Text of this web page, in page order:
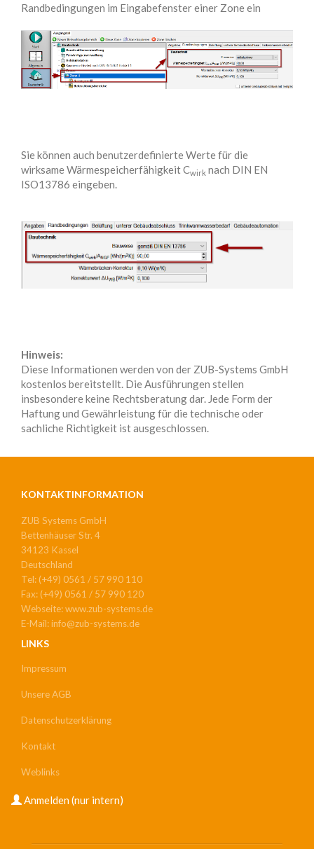
Randbedingungen im Eingabefenster einer Zone ein
Sie können auch benutzerdefinierte Werte für die
wirksame Wärmespeicherfähigkeit Cwirk nach DIN EN
ISO13786 eingeben.
Hinweis:
Diese Informationen werden von der ZUB-Systems GmbH
kostenlos bereitstellt. Die Ausführungen stellen
insbesondere keine Rechtsberatung dar. Jede Form der
Haftung und Gewährleistung für die technische oder
sachliche Richtigkeit ist ausgeschlossen.
KONTAKTINFORMATION
ZUB Systems GmbH
Bettenhäuser Str. 4
34123 Kassel
Deutschland
Tel: (+49) 0561 / 57 990 110
Fax: (+49) 0561 / 57 990 120
Webseite: www.zub-systems.de
E-Mail: info@zub-systems.de
LINKS
Impressum
Unsere AGB
Datenschutzerklärung
Kontakt
Weblinks
USER
ACCOUNT
Anmelden (nur intern)